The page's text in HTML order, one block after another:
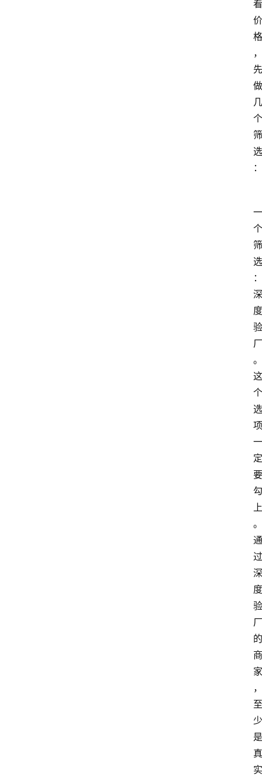
看
价
格
，
先
做
几
个
筛
选
：
一
个
筛
选
：
深
度
验
厂
。
这
个
选
项
一
定
要
勾
上
。
通
过
深
度
验
厂
的
商
家
，
至
少
是
真
实